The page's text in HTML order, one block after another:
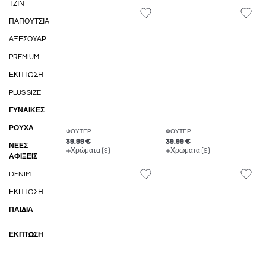
ΤΖΙΝ
ΠΑΠΟΎΤΣΙΑ
ΑΞΕΣΟΥΆΡ
PREMIUM
ΈΚΠΤΩΣΗ
PLUS SIZE
ΓΥΝΑΙΚΕΣ
ΡΟΥΧΑ
ΝΈΕΣ
ΑΦΊΞΕΙΣ
DENIM
ΈΚΠΤΩΣΗ
ΠΑΙΔΙΑ
ΈΚΠΤΩΣΗ
ΦΟΎΤΕΡ
39.99 €
Χρώματα (9)
ΦΟΎΤΕΡ
39.99 €
Χρώματα (9)